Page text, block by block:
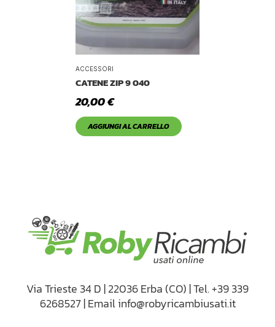
ACCESSORI
CATENE ZIP 9 040
20,00€
AGGIUNGI AL CARRELLO
Via Trieste 34 D | 22036 Erba (CO) | Tel. +39 339
6268527 | Email info@robyricambiusati.it